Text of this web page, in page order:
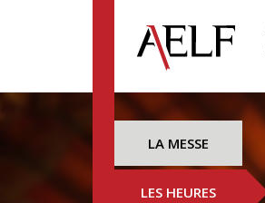
LA MESSE
LES HEURES